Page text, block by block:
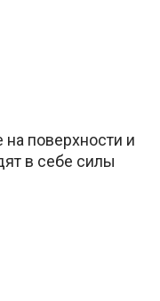
на поверхности и
в себе силы